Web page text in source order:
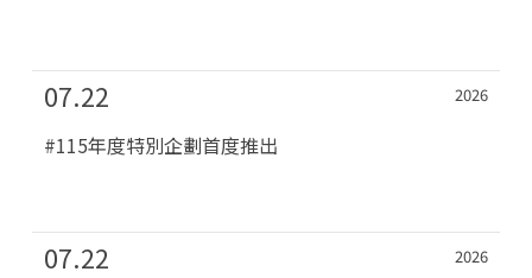
07.22 2026
#115年度特別企劃首度推出
07.22 2026